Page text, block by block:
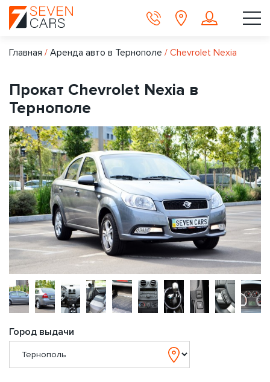
Главная / Аренда авто в Тернополе / Chevrolet Nexia
Прокат Chevrolet Nexia в
Тернополе
Город выдачи